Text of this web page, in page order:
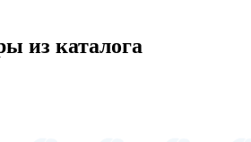
из каталога